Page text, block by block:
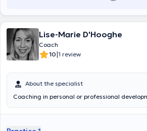
Lise-Marie D'Hooghe
Coach
10|1 review
About the specialist
Coaching in personal or professional